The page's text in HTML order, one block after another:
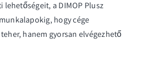
a DIMOP Plusz
hogy cége
hanem gyorsan elvégezhető